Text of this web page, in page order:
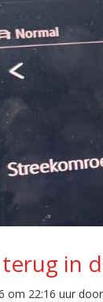
in
om 22:16 uur door